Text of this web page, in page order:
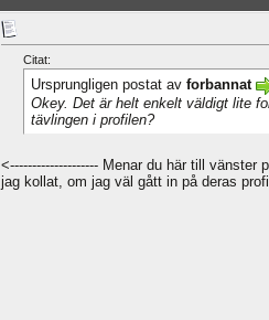
Citat:
Ursprungligen postat av forbannat
Okey. Det är helt enkelt väldigt lite
tävlingen i profilen?
<-------------------- Menar du här till
jag kollat, om jag väl gått in på deras